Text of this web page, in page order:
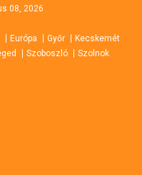
08, 2026
Európa Győr
Kecskemét
Szoboszló Szolnok